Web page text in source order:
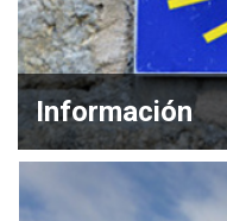
Información